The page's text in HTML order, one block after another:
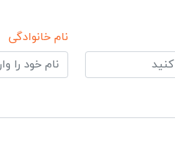
نام خانوادگی